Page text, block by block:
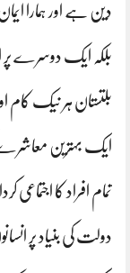
دین ہے اور ہمارا
بلکہ ایک دوسرے پر
بلتستان ہر نیک کام
ایک بہترین
تمام افراد کا
دولت کی بنیاد پر